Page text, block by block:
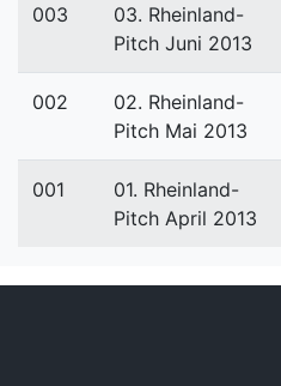
003
03. Rheinland-
Pitch Juni 2013
002
02. Rheinland-
Pitch Mai 2013
001
01. Rheinland-
Pitch April 2013